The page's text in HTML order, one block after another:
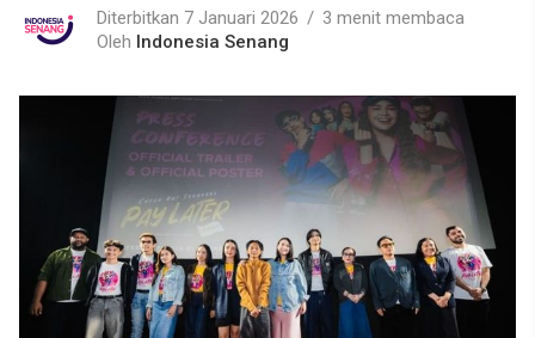
Diterbitkan 7 Januari 2026
3 menit membaca
Oleh Indonesia Senang